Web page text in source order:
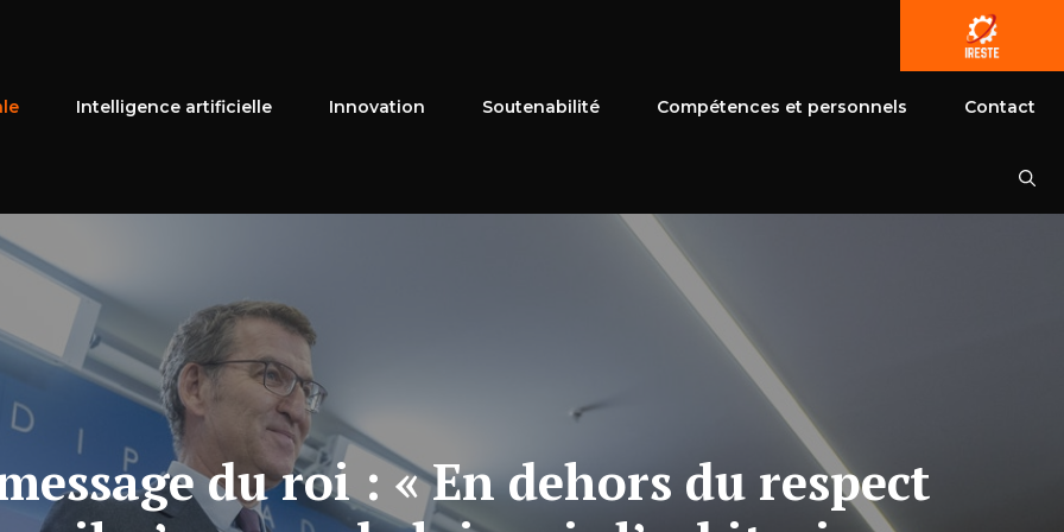
Intelligence artificielle Innovation Soutenabilité Compétences et personnels Contact
du roi : « En dehors du respect